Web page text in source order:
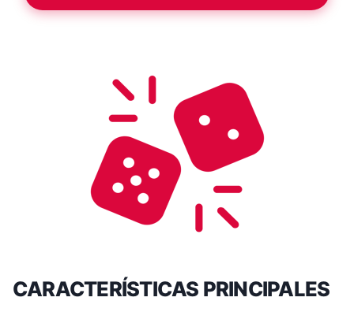
CARACTERÍSTICAS PRINCIPALES